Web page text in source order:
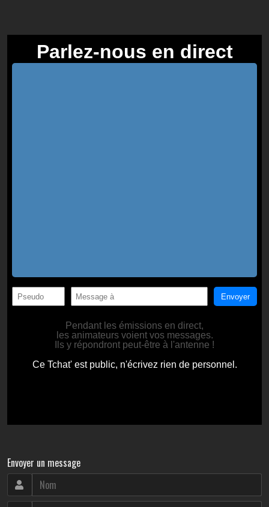
Envoyer un message